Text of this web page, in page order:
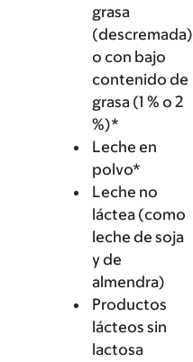
grasa
(descremada)
o con bajo
contenido de
grasa (1 % o 2
%)*
Leche en
polvo*
Leche no
láctea (como
leche de soja
y de
almendra)
Productos
lácteos sin
lactosa